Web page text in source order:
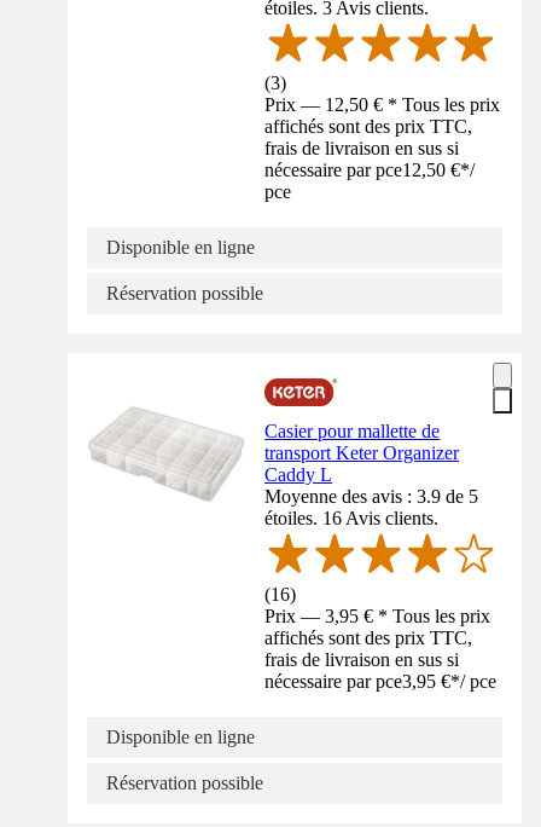
étoiles. 3 Avis clients.
(3)
Prix — 12,50 € * Tous les prix
affichés sont des prix TTC,
frais de livraison en sus si
nécessaire par pce12,50 €*/
pce
Disponible en ligne
Réservation possible
Casier pour mallette de
transport Keter Organizer
Caddy L
Moyenne des avis : 3.9 de 5
étoiles. 16 Avis clients.
(16)
Prix — 3,95 € * Tous les prix
affichés sont des prix TTC,
frais de livraison en sus si
nécessaire par pce3,95 €*/ pce
Disponible en ligne
Réservation possible